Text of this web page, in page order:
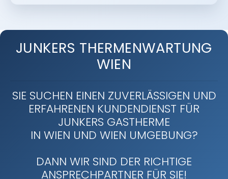
JUNKERS THERMENWARTUNG
WIEN
SIE SUCHEN EINEN ZUVERLÄSSIGEN UND
ERFAHRENEN KUNDENDIENST FÜR
JUNKERS GASTHERME
IN WIEN UND WIEN UMGEBUNG?
DANN WIR SIND DER RICHTIGE
ANSPRECHPARTNER FÜR SIE!